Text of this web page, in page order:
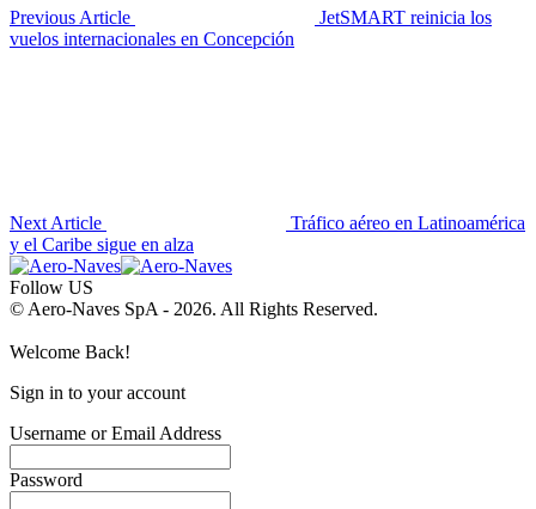
Previous Article
JetSMART reinicia los
vuelos internacionales en Concepción
Next Article
Tráfico aéreo en Latinoamérica
y el Caribe sigue en alza
Follow US
© Aero-Naves SpA - 2026. All Rights Reserved.
Welcome Back!
Sign in to your account
Username or Email Address
Password